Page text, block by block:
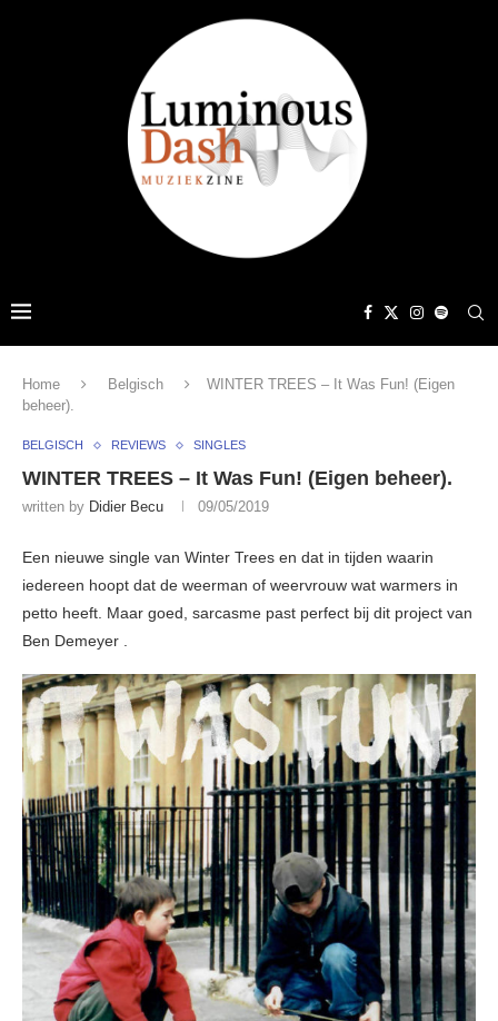
Home Belgisch
WINTER TREES – It Was Fun! (Eigen
beheer).
BELGISCH REVIEWS SINGLES
WINTER TREES – It Was Fun! (Eigen beheer).
written by Didier Becu 09/05/2019
Een nieuwe single van Winter Trees en dat in tijden waarin
iedereen hoopt dat de weerman of weervrouw wat warmers in
petto heeft. Maar goed, sarcasme past perfect bij dit project van
Ben Demeyer .